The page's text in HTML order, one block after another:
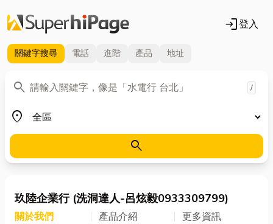
login登入
關鍵字搜尋 電話 進階 產品 地址
search
關鍵字 /
place
地區
search
玖陸企業行 (洗洞達人-呂炫毅0933309799)
關於我們 產品介紹 更多資訊